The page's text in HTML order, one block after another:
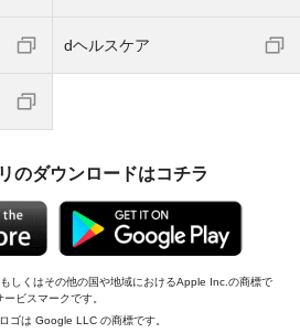
dヘルスケア
のダウンロードはコチラ
しくはその他の国や地域におけるApple Inc.の商標で
ビスマークです。
ゴは Google LLC の商標です。